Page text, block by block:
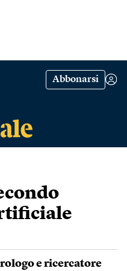
Abbonarsi
e ricercatore